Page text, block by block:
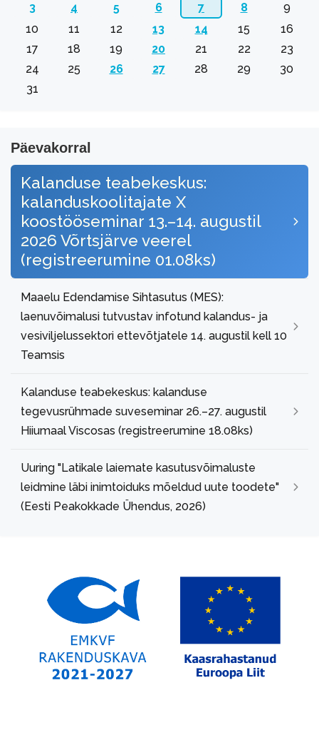
3
4 5 6 7 8
9
10
11 12 13 14 15
16
17
18 19 20 21 22
23
24
25 26 27 28 29
30
31
Päevakorral
Kalanduse teabekeskus:
kalanduskoolitajate X
koostööseminar 13.–14. augustil
2026 Võrtsjärve veerel
(registreerumine 01.08ks)
Maaelu Edendamise Sihtasutus (MES):
laenuvõimalusi tutvustav infotund kalandus- ja
vesiviljelussektori ettevõtjatele 14. augustil kell 10
Teamsis
Kalanduse teabekeskus: kalanduse
tegevusrühmade suveseminar 26.–27. augustil
Hiiumaal Viscosas (registreerumine 18.08ks)
Uuring "Latikale laiemate kasutusvõimaluste
leidmine läbi inimtoiduks mõeldud uute toodete"
(Eesti Peakokkade Ühendus, 2026)